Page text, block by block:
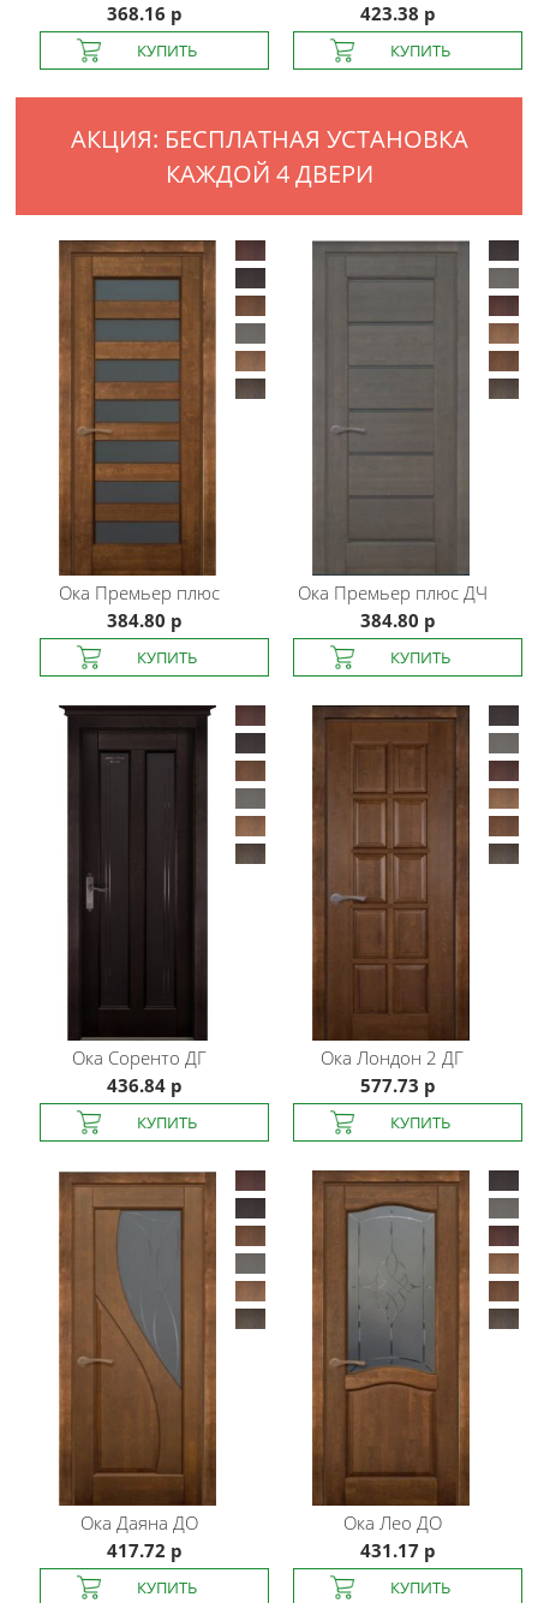
368.16 р
423.38 р
АКЦИЯ: БЕСПЛАТНАЯ УСТАНОВКА
КАЖДОЙ 4 ДВЕРИ
Ока Премьер плюс
384.80 р
Ока Премьер плюс ДЧ
384.80 р
Ока Соренто ДГ
436.84 р
Ока Лондон 2 ДГ
577.73 р
Ока Даяна ДО
417.72 р
Ока Лео ДО
431.17 р